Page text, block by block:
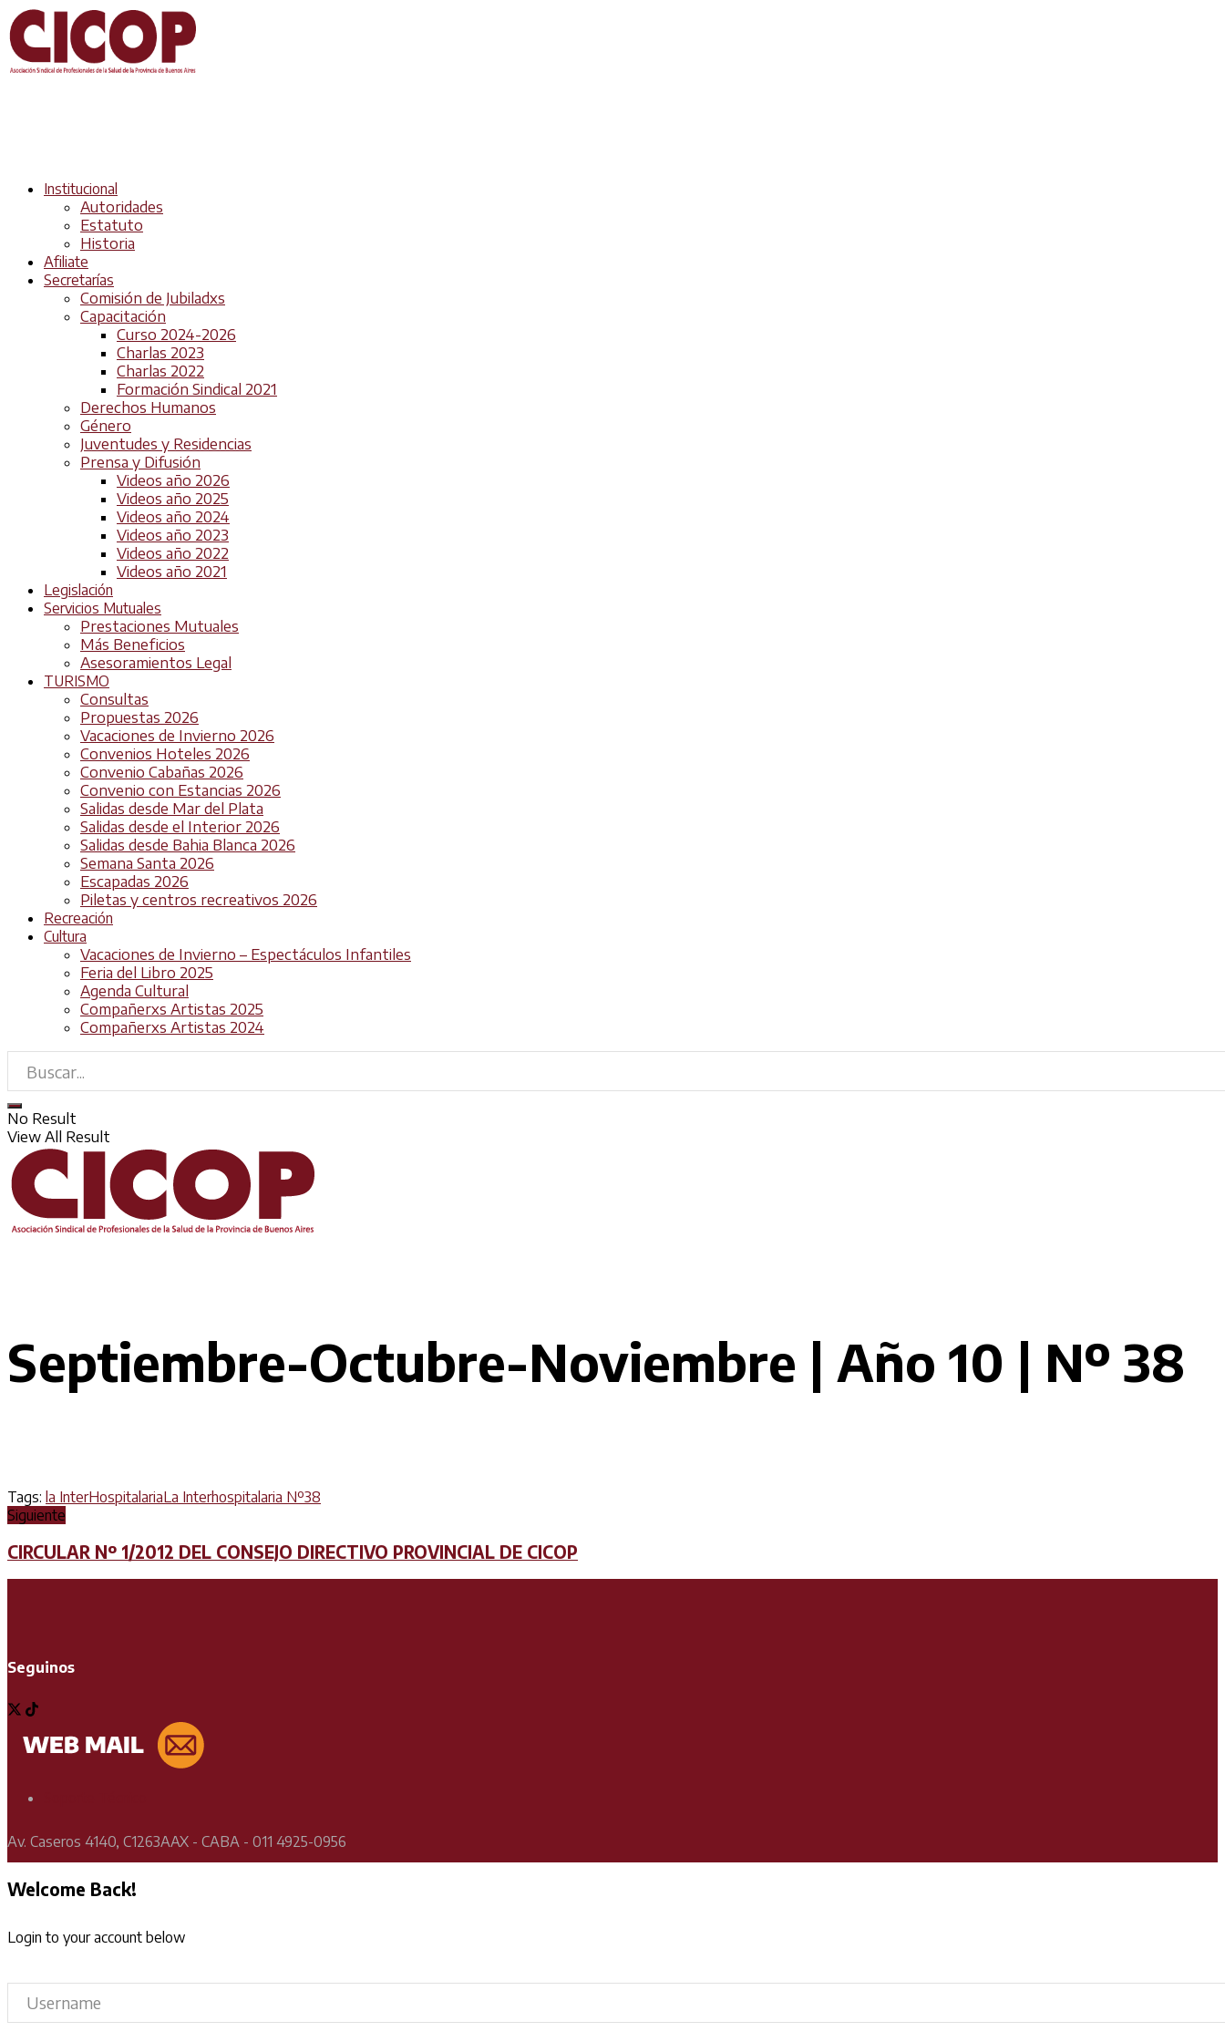
Institucional
Autoridades
Estatuto
Historia
Afiliate
Secretarías
Comisión de Jubiladxs
Capacitación
Curso 2024-2026
Charlas 2023
Charlas 2022
Formación Sindical 2021
Derechos Humanos
Género
Juventudes y Residencias
Prensa y Difusión
Videos año 2026
Videos año 2025
Videos año 2024
Videos año 2023
Videos año 2022
Videos año 2021
Legislación
Servicios Mutuales
Prestaciones Mutuales
Más Beneficios
Asesoramientos Legal
TURISMO
Consultas
Propuestas 2026
Vacaciones de Invierno 2026
Convenios Hoteles 2026
Convenio Cabañas 2026
Convenio con Estancias 2026
Salidas desde Mar del Plata
Salidas desde el Interior 2026
Salidas desde Bahia Blanca 2026
Semana Santa 2026
Escapadas 2026
Piletas y centros recreativos 2026
Recreación
Cultura
Vacaciones de Invierno – Espectáculos Infantiles
Feria del Libro 2025
Agenda Cultural
Compañerxs Artistas 2025
Compañerxs Artistas 2024
No Result
View All Result
Septiembre-Octubre-Noviembre | Año 10 | Nº 38
Tags: la InterHospitalariaLa Interhospitalaria Nº38
Siguiente
CIRCULAR Nº 1/2012 DEL CONSEJO DIRECTIVO PROVINCIAL DE CICOP
Seguinos
Av. Caseros 4140, C1263AAX - CABA - 011 4925-0956
Welcome Back!
Login to your account below